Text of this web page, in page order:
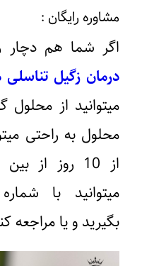
مشاوره رایگان :
اگر شما هم دچار
درمان زگیل تناسلی
میتوانید از محلول
محلول به راحتی
از 10 روز از
میتوانید با شماره
بگیرید و یا مراجعه